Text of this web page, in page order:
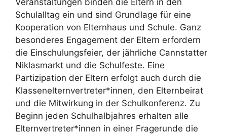
Schulalltag ein und sind Grundlage für eine
Kooperation von Elternhaus und Schule. Ganz
besonderes Engagement der Eltern erfordern
die Einschulungsfeier, der jährliche Cannstatter
Niklasmarkt und die Schulfeste. Eine
Partizipation der Eltern erfolgt auch durch die
Klassenelternvertreter*innen, den Elternbeirat
und die Mitwirkung in der Schulkonferenz. Zu
Beginn jeden Schulhalbjahres erhalten alle
Elternvertreter*innen in einer Fragerunde die